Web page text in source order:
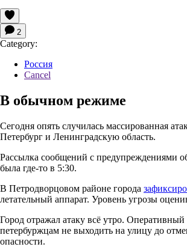
2
Category:
Россия
Cancel
В обычном режиме
Сегодня опять случилась массированная
Петербург и Ленинградскую область.
Рассылка сообщений с предупреждениями
была где-то в 5:30.
В Петродворцовом районе города
летательный аппарат. Уровень угрозы
Город отражал атаку всё утро.
петербуржцам не выходить на улицу до
опасности.